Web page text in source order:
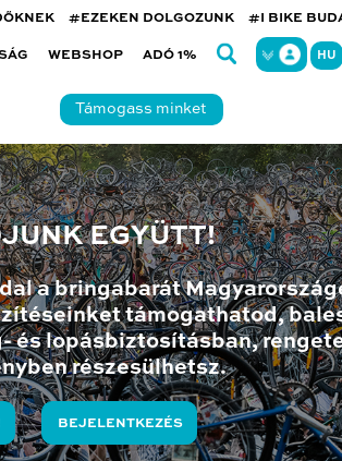
#EZEKEN DOLGOZUNK #I BIKE
WEBSHOP ADÓ 1% HU
Támogass minket
EGYÜTT!
a bringabarát
támogathatod,
és lopásbiztosításban,
részesülhetsz.
BEJELENTKEZÉS